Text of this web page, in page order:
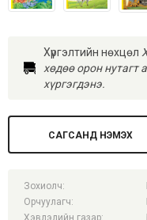
Хүргэлтийн нөхцөл
хөдөө орон нутагт
хүргэгдэнэ.
САГСАНД НЭМЭХ
Зохиолч:
Орчуулагч:
Хэвлэлийн газар: